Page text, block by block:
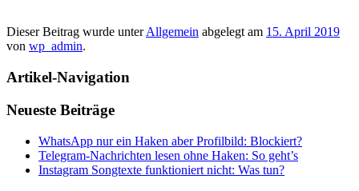
Dieser Beitrag wurde unterAllgemein abgelegt am 15. April 2019
von wp_admin.
Artikel-Navigation
Neueste Beiträge
WhatsApp nur ein Haken aber Profilbild: Blockiert?
Telegram-Nachrichten lesen ohne Haken: So geht’s
Instagram Songtexte funktioniert nicht: Was tun?